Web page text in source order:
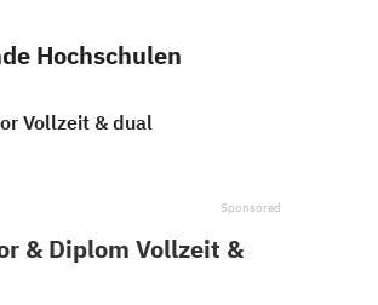
Hochschulen
Vollzeit & dual
& Diplom Vollzeit &